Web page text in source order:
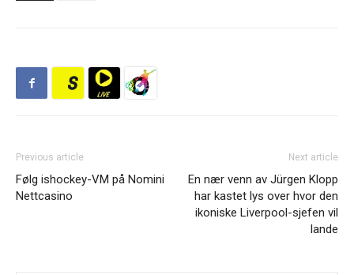
Previous article
Følg ishockey-VM på Nomini
Nettcasino
Next article
En nær venn av Jürgen Klopp
har kastet lys over hvor den
ikoniske Liverpool-sjefen vil
lande